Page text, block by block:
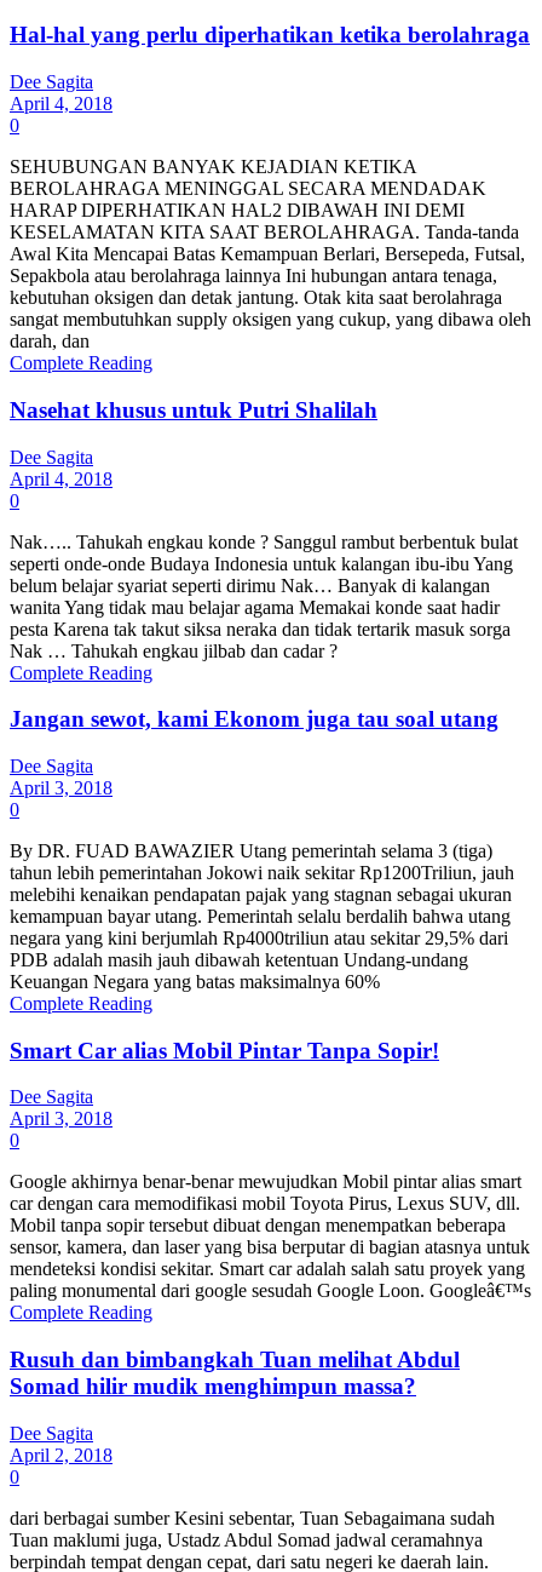
Hal-hal yang perlu diperhatikan ketika berolahraga
Dee Sagita
April 4, 2018
0
SEHUBUNGAN BANYAK KEJADIAN KETIKA
BEROLAHRAGA MENINGGAL SECARA MENDADAK
HARAP DIPERHATIKAN HAL2 DIBAWAH INI DEMI
KESELAMATAN KITA SAAT BEROLAHRAGA. Tanda-tanda
Awal Kita Mencapai Batas Kemampuan Berlari, Bersepeda, Futsal,
Sepakbola atau berolahraga lainnya Ini hubungan antara tenaga,
kebutuhan oksigen dan detak jantung. Otak kita saat berolahraga
sangat membutuhkan supply oksigen yang cukup, yang dibawa oleh
darah, dan
Complete Reading
Nasehat khusus untuk Putri Shalilah
Dee Sagita
April 4, 2018
0
Nak….. Tahukah engkau konde ? Sanggul rambut berbentuk bulat
seperti onde-onde Budaya Indonesia untuk kalangan ibu-ibu Yang
belum belajar syariat seperti dirimu Nak… Banyak di kalangan
wanita Yang tidak mau belajar agama Memakai konde saat hadir
pesta Karena tak takut siksa neraka dan tidak tertarik masuk sorga
Nak … Tahukah engkau jilbab dan cadar ?
Complete Reading
Jangan sewot, kami Ekonom juga tau soal utang
Dee Sagita
April 3, 2018
0
By DR. FUAD BAWAZIER Utang pemerintah selama 3 (tiga)
tahun lebih pemerintahan Jokowi naik sekitar Rp1200Triliun, jauh
melebihi kenaikan pendapatan pajak yang stagnan sebagai ukuran
kemampuan bayar utang. Pemerintah selalu berdalih bahwa utang
negara yang kini berjumlah Rp4000triliun atau sekitar 29,5% dari
PDB adalah masih jauh dibawah ketentuan Undang-undang
Keuangan Negara yang batas maksimalnya 60%
Complete Reading
Smart Car alias Mobil Pintar Tanpa Sopir!
Dee Sagita
April 3, 2018
0
Google akhirnya benar-benar mewujudkan Mobil pintar alias smart
car dengan cara memodifikasi mobil Toyota Pirus, Lexus SUV, dll.
Mobil tanpa sopir tersebut dibuat dengan menempatkan beberapa
sensor, kamera, dan laser yang bisa berputar di bagian atasnya untuk
mendeteksi kondisi sekitar. Smart car adalah salah satu proyek yang
paling monumental dari google sesudah Google Loon. Googleâ€™s
Complete Reading
Rusuh dan bimbangkah Tuan melihat Abdul
Somad hilir mudik menghimpun massa?
Dee Sagita
April 2, 2018
0
dari berbagai sumber Kesini sebentar, Tuan Sebagaimana sudah
Tuan maklumi juga, Ustadz Abdul Somad jadwal ceramahnya
berpindah tempat dengan cepat, dari satu negeri ke daerah lain.